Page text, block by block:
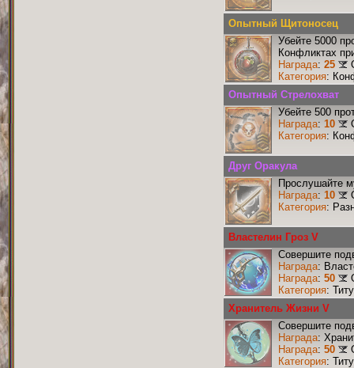
Опытный Щитоносец
Убейте 5000
Конфликтах
Награда: 25
Категория:
Опытный Стрелохват
Убейте 500
Награда: 10
Категория:
Друг Оракула
Прослушайте
Награда: 10
Категория:
Властелин Гроз V
Совершите
Награда:
Награда: 50
Категория:
Хранитель Жизни V
Совершите
Награда:
Награда: 50
Категория: